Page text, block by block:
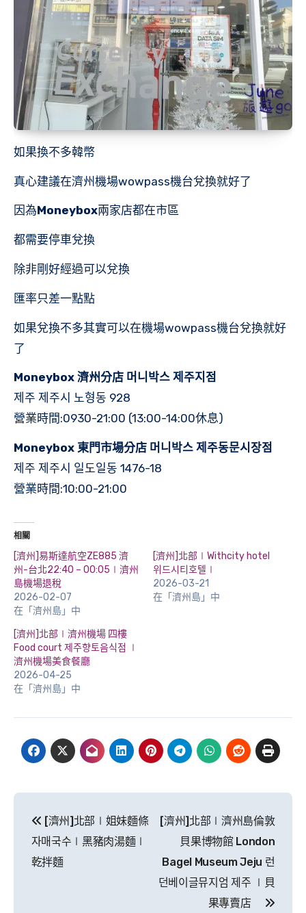
如果換不多韓幣
真心建議在濟州機場wowpass機台兌換就好了
因為Moneybox兩家店都在市區
都需要停車兌換
除非剛好經過可以兌換
匯率只差一點點
如果兌換不多其實可以在機場wowpass機台兌換就好
了
Moneybox 濟州分店 머니박스 제주지점
제주 제주시 노형동 928
營業時間:0930-21:00 (13:00-14:00休息)
Moneybox 東門市場分店 머니박스 제주동문시장점
제주 제주시 일도일동 1476-18
營業時間:10:00-21:00
相關
[濟州]易斯達航空ZE885 濟
州-台北22:40 – 00:05∣濟州
島機場退稅
2026-02-07
在「濟州島」中
[濟州]北部∣Withcity hotel
위드시티호텔∣
2026-03-21
在「濟州島」中
[濟州]北部∣濟州機場 四樓
Food court 제주향토음식점 ∣
濟州機場美食餐廳
2026-04-25
在「濟州島」中
章
導
[濟州]北部∣姐妹麵條
자매국수∣黑豬肉湯麵∣
乾拌麵
[濟州]北部∣濟州島倫敦
貝果博物館 London
Bagel Museum Jeju 런
던베이글뮤지엄 제주 ∣貝
果專賣店